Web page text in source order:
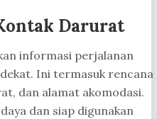
Darurat
informasi perjalanan
Ini termasuk rencana
dan alamat akomodasi.
dan siap digunakan